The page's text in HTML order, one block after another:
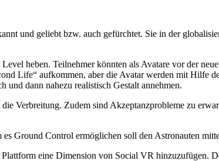
und geliebt bzw. auch gefürchtet. Sie in der
heben. Teilnehmer könnten als Avatare vor der
Life“ aufkommen, aber die Avatar werden mit Hilfe
und dann nahezu realistisch Gestalt annehmen.
Verbreitung. Zudem sind Akzeptanzprobleme zu
Ground Control ermöglichen soll den Astronauten
eine Dimension von Social VR hinzuzufügen.